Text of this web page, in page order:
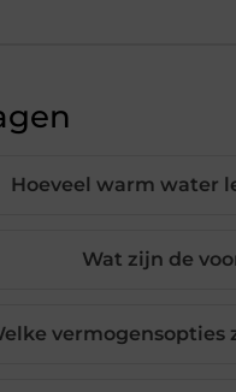
Hoeveel warm water
Wat zijn de
vermogensopties